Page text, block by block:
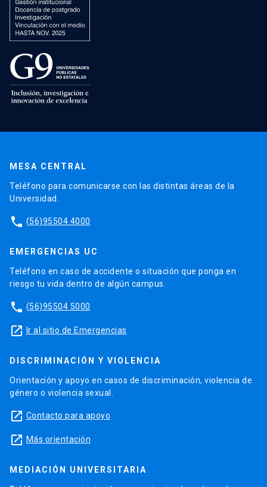
MESA CENTRAL
Teléfono para comunicarse con las distintas áreas de la
Universidad.
phone (56)95504 4000
EMERGENCIAS UC
Teléfono en caso de accidente o situación que ponga en
riesgo tu vida dentro de algún campus.
phone (56)95504 5000
launch Ir al sitio de Emergencias
DISCRIMINACIÓN Y VIOLENCIA
Orientación y apoyo en casos de discriminación, violencia de
género o violencia sexual.
launch Contacto para apoyo
launch Más orientación
MEDIACIÓN UNIVERSITARIA